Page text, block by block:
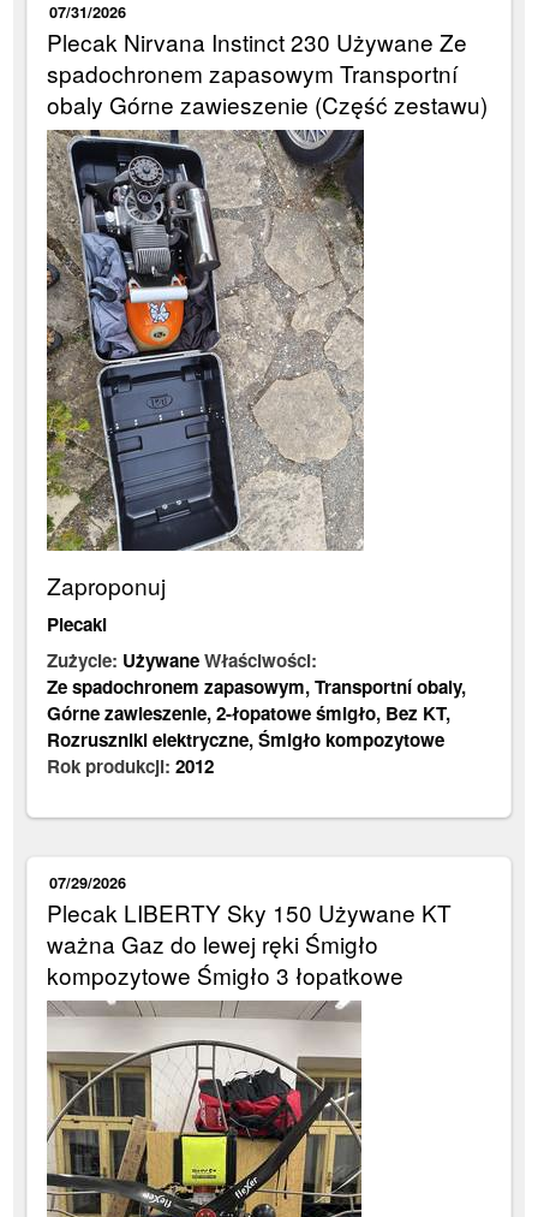
07/31/2026
Plecak Nirvana Instinct 230 Używane Ze
spadochronem zapasowym Transportní
obaly Górne zawieszenie (Część zestawu)
Zaproponuj
Plecaki
Zużycie: UżywaneWłaściwości:
Ze spadochronem zapasowym,Transportní obaly,
Górne zawieszenie,2-łopatowe śmigło, Bez KT,
Rozruszniki elektryczne,Śmigło kompozytowe
Rok produkcji:2012
07/29/2026
Plecak LIBERTY Sky 150 Używane KT
ważna Gaz do lewej ręki Śmigło
kompozytowe Śmigło 3 łopatkowe